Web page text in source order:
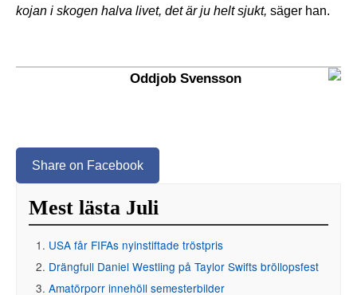
kojan i skogen halva livet, det är ju helt sjukt, säger han.
Oddjob Svensson
Share on Facebook
Mest lästa Juli
USA får FIFAs nyinstiftade tröstpris
Drängfull Daniel Westling på Taylor Swifts bröllopsfest
Amatörporr innehöll semesterbilder